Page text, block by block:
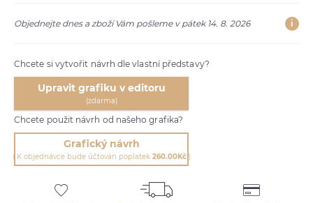
Objednejte dnes a zboží Vám pošleme v pátek 14. 8. 2026 i
Chcete si vytvořit návrh dle vlastní představy?
Upravit grafiku v editoru
(zdarma)
Chcete použit návrh od našeho grafika?
Grafický návrh
( K objednávce bude účtován poplatek 260.00Kč )